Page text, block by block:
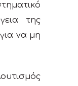
της
να μη